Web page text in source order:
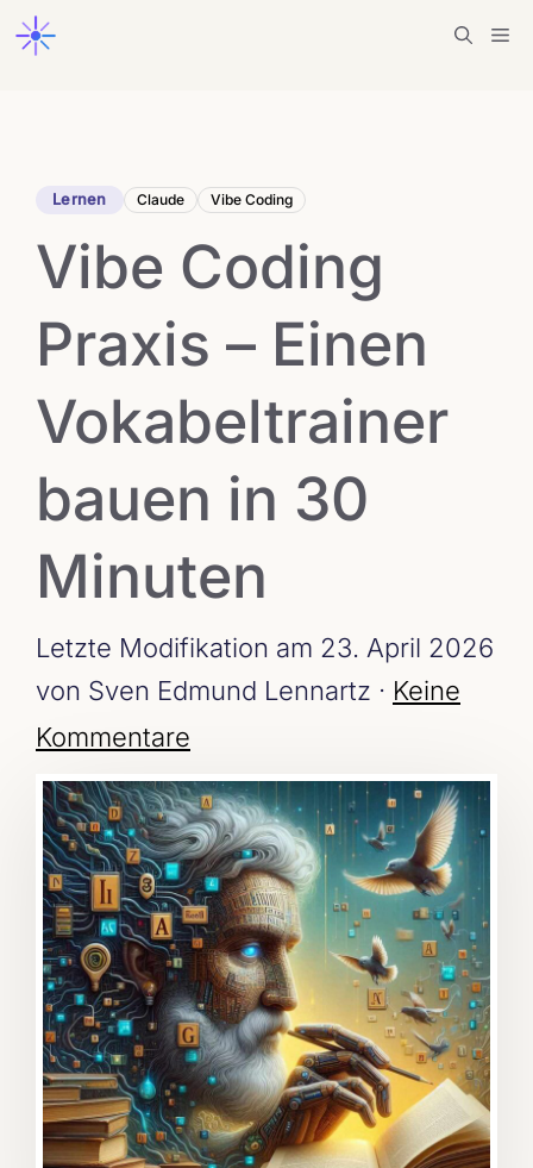
Zum
Inhalt
Lernen Claude Vibe Coding
Vibe Coding
Praxis – Einen
Vokabeltrainer
bauen in 30
Minuten
Letzte Modifikation am 23. April 2026
von Sven Edmund Lennartz · Keine
Kommentare